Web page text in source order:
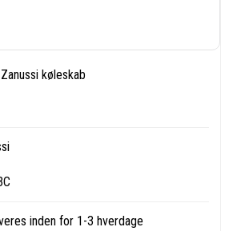
køleskab
inden for 1-3 hverdage